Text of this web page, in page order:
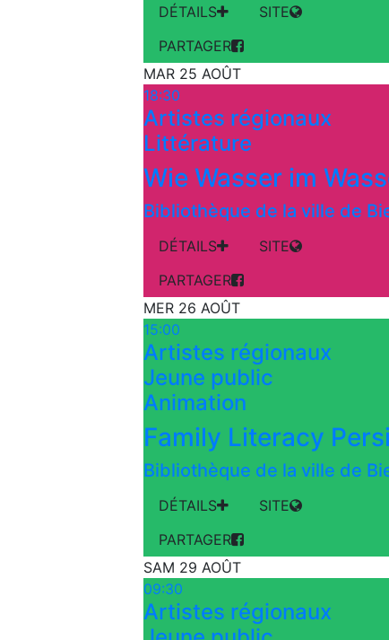
DÉTAILS
SITE
PARTAGER
MAR 25 AOÛT
18:30
Artistes régionaux
Littérature
Wie Wasser im
Bibliothèque de la ville de
DÉTAILS
SITE
PARTAGER
MER 26 AOÛT
15:00
Artistes régionaux
Jeune public
Animation
Bibliothèque de la ville de
DÉTAILS
SITE
PARTAGER
SAM 29 AOÛT
09:30
Artistes régionaux